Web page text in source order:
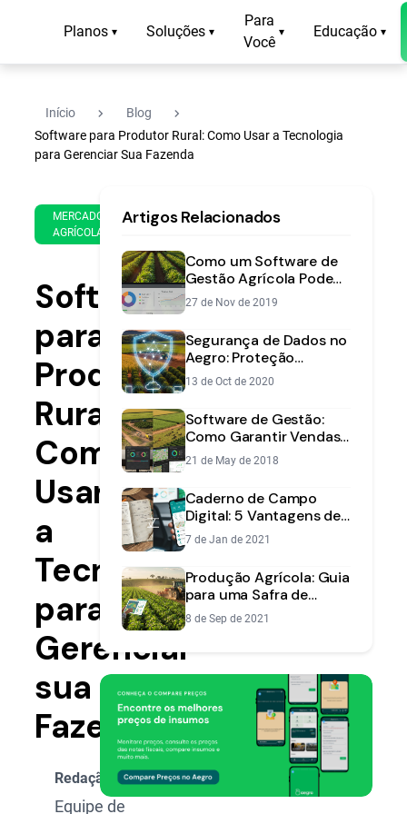
Planos ▾ Soluções ▾
Para
Você
▾ Educação ▾
Início navigate_next Blog navigate_next
Software para Produtor Rural: Como Usar a Tecnologia
para Gerenciar Sua Fazenda
MERCADO
AGRÍCOLA
Jan
2024
min
leitura
Software
para
Produtor
Rural:
Como
Usar
a
Tecnologia
para
Gerenciar
sua
Fazenda
Redação Aegro
Equipe de
Artigos Relacionados
Como um Software de
Gestão Agrícola Pode
Reduzir Custos na Sua
Fazenda
27 de Nov de 2019
Segurança de Dados no
Aegro: Proteção
Superior na Nuvem
13 de Oct de 2020
Software de Gestão:
Como Garantir Vendas
de Soja Mais Lucrativas
21 de May de 2018
Caderno de Campo
Digital: 5 Vantagens de
Trocar o Papel por um
Aplicativo
7 de Jan de 2021
Produção Agrícola: Guia
para uma Safra de
Sucesso | Aegro
8 de Sep de 2021